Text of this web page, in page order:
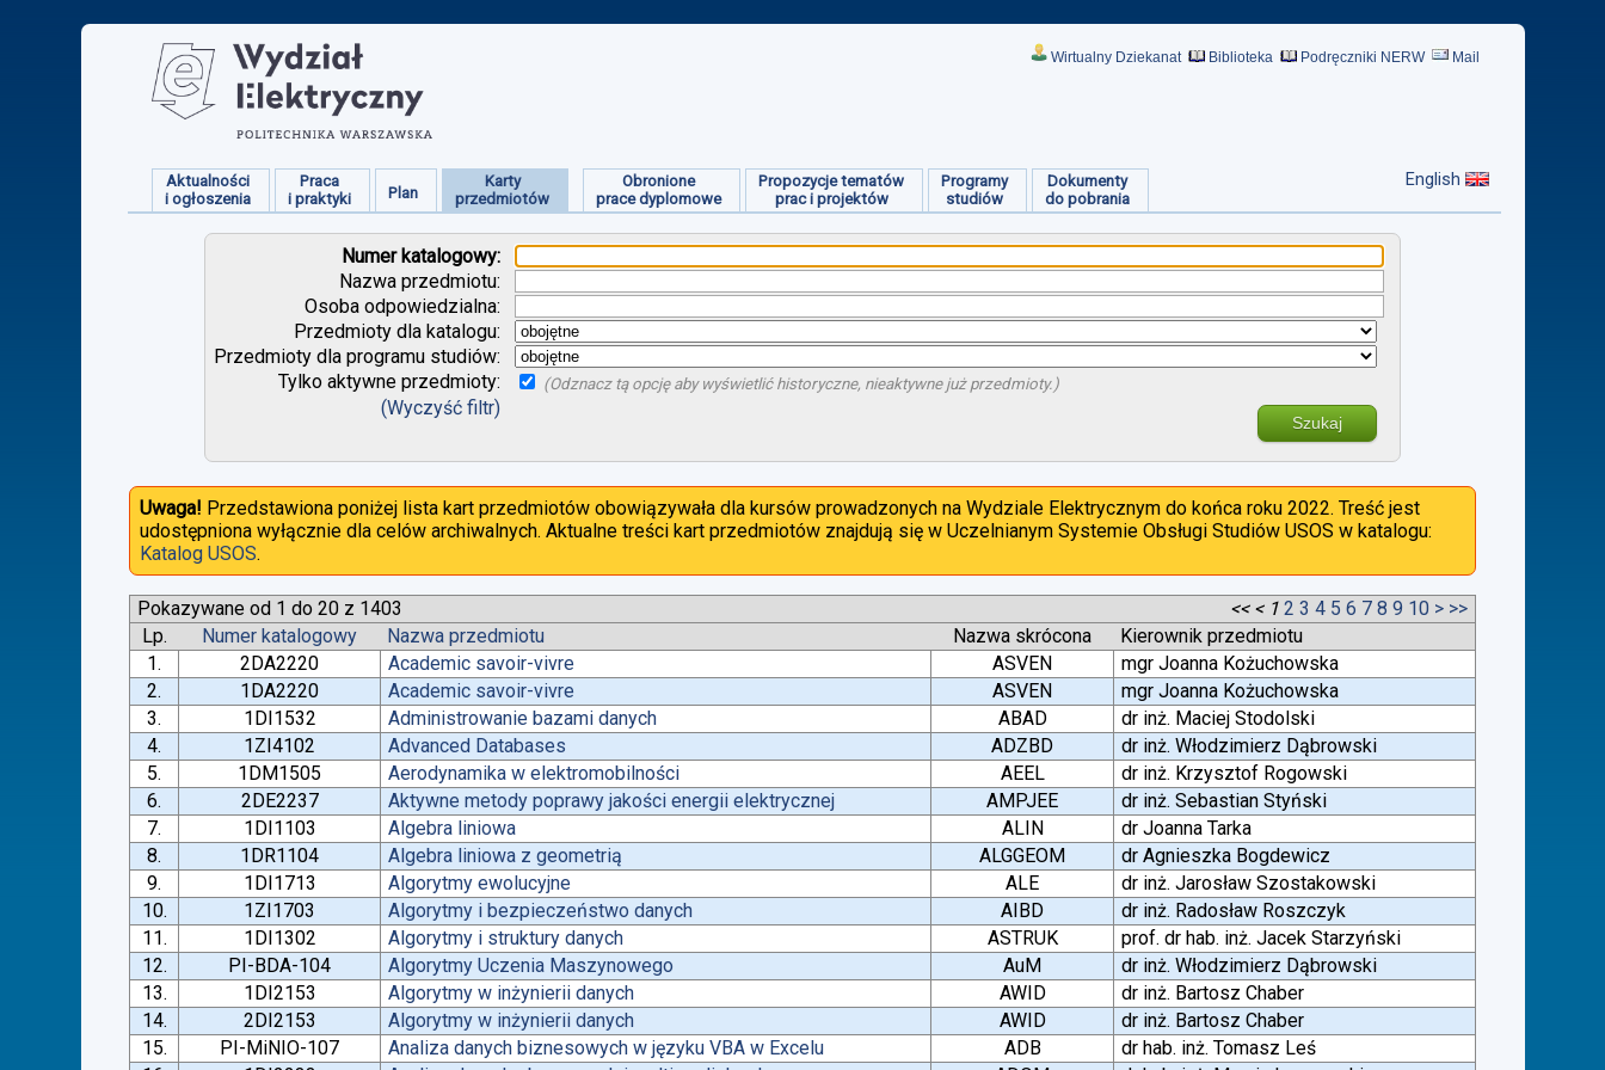
Wirtualny Dziekanat Biblioteka Podręczniki NERW Mail
Aktualności
i ogłoszenia
Praca
i praktyki
Plan
Karty
przedmiotów
Obronione
prace dyplomowe
Propozycje tematów
prac i projektów
Programy
studiów
Dokumenty
do pobrania
English
Numer katalogowy:
Nazwa przedmiotu:
Osoba odpowiedzialna:
Przedmioty dla katalogu:
Przedmioty dla programu studiów:
Tylko aktywne przedmioty:
(Odznacz tą opcję aby wyświetlić historyczne, nieaktywne już przedmioty.)
(Wyczyść filtr)
Szukaj
Uwaga! Przedstawiona poniżej lista kart przedmiotów obowiązywała dla kursów prowadzonych na Wydziale Elektrycznym do końca roku 2022. Treść jest
udostępniona wyłącznie dla celów archiwalnych. Aktualne treści kart przedmiotów znajdują się w Uczelnianym Systemie Obsługi Studiów USOS w katalogu:
Katalog USOS.
Pokazywane od 1 do 20 z 1403 << < 1 2 3 4 5 6 7 8 9 10 > >>
Lp.
Numer katalogowy Nazwa przedmiotu Nazwa skrócona
Kierownik przedmiotu
1.
2DA2220 Academic savoir-vivre ASVEN
mgr Joanna Kożuchowska
2.
1DA2220 Academic savoir-vivre ASVEN
mgr Joanna Kożuchowska
3.
1DI1532 Administrowanie bazami danych ABAD
dr inż. Maciej Stodolski
4.
1ZI4102 Advanced Databases ADZBD
dr inż. Włodzimierz Dąbrowski
5.
1DM1505 Aerodynamika w elektromobilności AEEL
dr inż. Krzysztof Rogowski
6.
2DE2237 Aktywne metody poprawy jakości energii elektrycznej AMPJEE
dr inż. Sebastian Styński
7.
1DI1103 Algebra liniowa ALIN
dr Joanna Tarka
8.
1DR1104 Algebra liniowa z geometrią ALGGEOM
dr Agnieszka Bogdewicz
9.
1DI1713 Algorytmy ewolucyjne ALE
dr inż. Jarosław Szostakowski
10.
1ZI1703 Algorytmy i bezpieczeństwo danych AIBD
dr inż. Radosław Roszczyk
11.
1DI1302 Algorytmy i struktury danych ASTRUK
prof. dr hab. inż. Jacek Starzyński
12.
PI-BDA-104 Algorytmy Uczenia Maszynowego AuM
dr inż. Włodzimierz Dąbrowski
13.
1DI2153 Algorytmy w inżynierii danych AWID
dr inż. Bartosz Chaber
14.
2DI2153 Algorytmy w inżynierii danych AWID
dr inż. Bartosz Chaber
15.
PI-MiNIO-107 Analiza danych biznesowych w języku VBA w Excelu ADB
dr hab. inż. Tomasz Leś